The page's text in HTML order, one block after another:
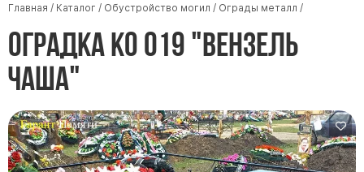
Главная / Каталог / Обустройство могил / Ограды металл /
Оградка КО 019 "Вензель
Чаша"